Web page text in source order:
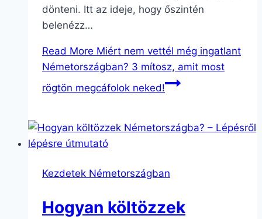
dönteni. Itt az ideje, hogy őszintén
belenézz…
Read More Miért nem vettél még ingatlant
Németországban? 3 mítosz, amit most
rögtön megcáfolok neked!
Kezdetek Németországban
Hogyan költözzek